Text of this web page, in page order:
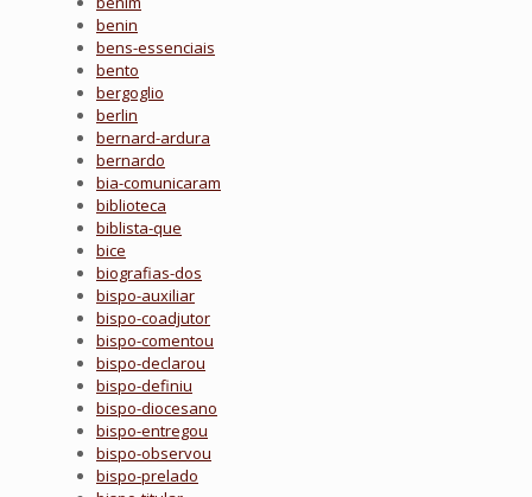
benin
bens-essenciais
bento
bergoglio
berlin
bernard-ardura
bernardo
bia-comunicaram
biblioteca
biblista-que
bice
biografias-dos
bispo-auxiliar
bispo-coadjutor
bispo-comentou
bispo-declarou
bispo-definiu
bispo-diocesano
bispo-entregou
bispo-observou
bispo-prelado